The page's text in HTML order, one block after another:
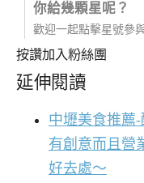
你給幾顆星呢？
歡迎一起點擊星號參
按讚加入粉絲團
延伸閱讀
中壢美食推薦
有創意而且營
好去處～